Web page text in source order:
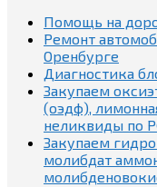
Помощь на
Ремонт
Оренбурге
Диагностика
Закупаем
(оэдф),
неликвиды по
Закупаем
молибдат